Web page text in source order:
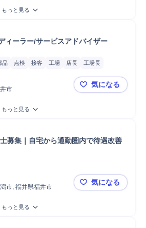
もっと見る
ィーラー/サービスアドバイザー
品 点検 接客 工場 店長
工場長
上
車両整備実施台数5台～9台
市
【Volvo富
気になる
もっと見る
募集｜自宅から通勤圏内で待遇改善
市, 福井県福井市
甲信越・北
気になる
もっと見る